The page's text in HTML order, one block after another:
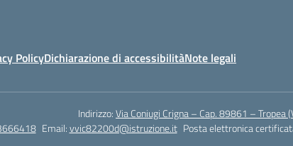
PolicyDichiarazione di accessibilitàNote legali
Indirizzo:Via Coniugi Crigna – Cap. 89861 – Tropea
Email:vvic82200d@istruzione.it Posta elettronica